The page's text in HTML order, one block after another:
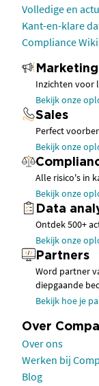
Volledige en
Kant-en-klare
Compliance Wiki
Marketing
Inzichten voor
Bekijk onze
Sales
Perfect
Bekijk onze
Alle risico's in
Bekijk onze
Data
Ontdek 500+
Bekijk onze
Partners
Word partner
diepgaande
Bekijk hoe je
Over
Over ons
Werken bij
Blog